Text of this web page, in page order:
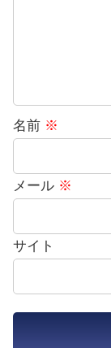
名前 ※
メール ※
サイト